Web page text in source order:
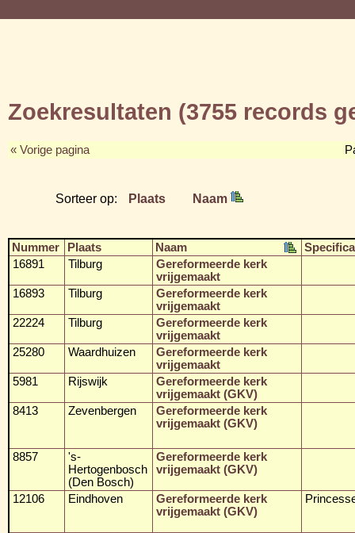
Zoekresultaten (3755 records
« Vorige pagina
Sorteer op: Plaats Naam
Nummer Plaats Naam
16891
Tilburg
Gereformeerde kerk
vrijgemaakt
16893
Tilburg
Gereformeerde kerk
vrijgemaakt
22224
Tilburg
Gereformeerde kerk
vrijgemaakt
25280
Waardhuizen
Gereformeerde kerk
vrijgemaakt
5981
Rijswijk
Gereformeerde kerk
vrijgemaakt (GKV)
8413
Zevenbergen
Gereformeerde kerk
vrijgemaakt (GKV)
8857
's-
Hertogenbosch
(Den Bosch)
Gereformeerde kerk
vrijgemaakt (GKV)
12106 Eindhoven
Gereformeerde kerk
vrijgemaakt (GKV)